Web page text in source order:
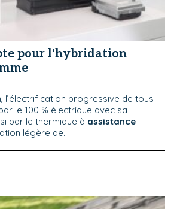
pour l'hybridation
l’électrification progressive de tous
le 100 % électrique avec sa
par le thermique à assistance
légère de...